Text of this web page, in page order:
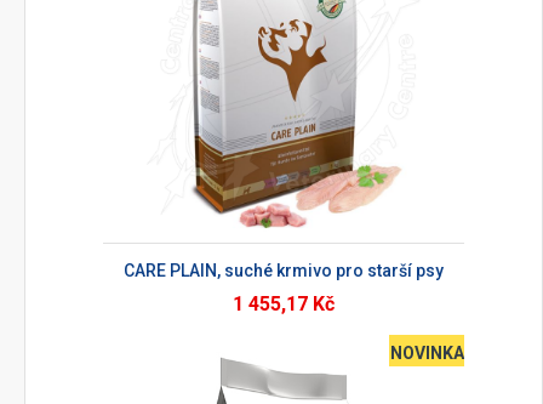
CARE PLAIN, suché krmivo pro starší psy
1 455,17 Kč
NOVINKA